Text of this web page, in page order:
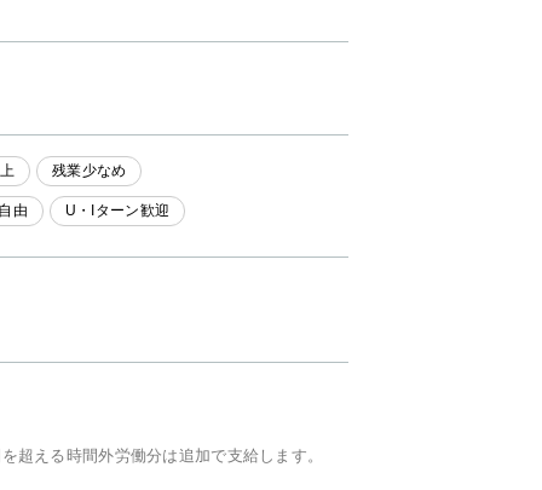
残業少なめ
由 U・Iターン歓迎
超える時間外労働分は追加で支給します。